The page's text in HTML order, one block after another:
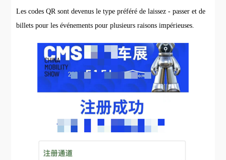
Les codes QR sont devenus le type préféré de laissez - passer et de
billets pour les événements pour plusieurs raisons impérieuses.